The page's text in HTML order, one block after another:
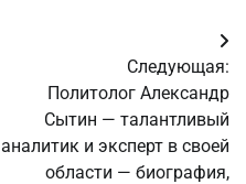
Следующая:
Политолог Александр
Сытин — талантливый
аналитик и эксперт в своей
области — биография,